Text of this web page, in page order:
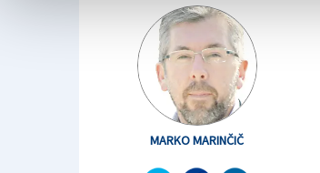
MARKO MARINČIČ